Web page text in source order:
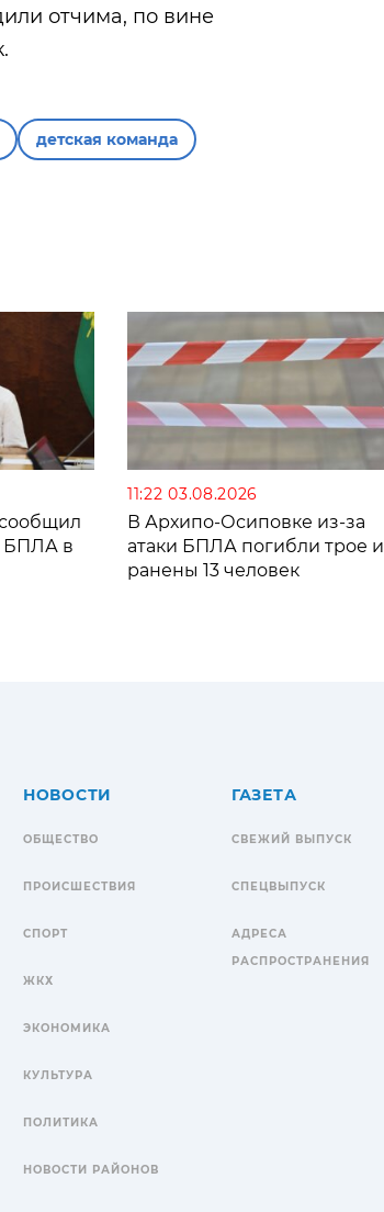
отчима, по вине
детская команда
БПЛА в
11:22 03.08.2026
В Архипо-Осиповке из-за
атаки БПЛА погибли трое и
ранены 13 человек
НОВОСТИ
ОБЩЕСТВО
ПРОИСШЕСТВИЯ
СПОРТ
ЖКХ
ЭКОНОМИКА
КУЛЬТУРА
ПОЛИТИКА
НОВОСТИ РАЙОНОВ
ГАЗЕТА
СВЕЖИЙ ВЫПУСК
СПЕЦВЫПУСК
АДРЕСА
РАСПРОСТРАНЕНИЯ